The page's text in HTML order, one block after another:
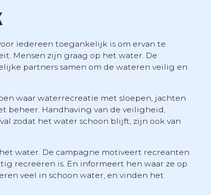
iedereen toegankelijk is om ervan te
Mensen zijn graag op het water. De
partners samen om de wateren veilig en
waar waterrecreatie met sloepen, jachten
beheer. Handhaving van de veiligheid,
zodat het water schoon blijft, zijn ook van
water. De campagne motiveert recreanten
recreëren is. En informeert hen waar ze op
veel in schoon water, en vinden het